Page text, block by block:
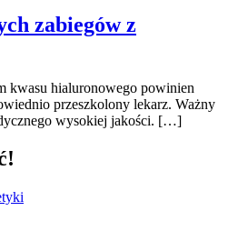
zabiegów z
kwasu hialuronowego powinien
przeszkolony lekarz. Ważny
wysokiej jakości. […]